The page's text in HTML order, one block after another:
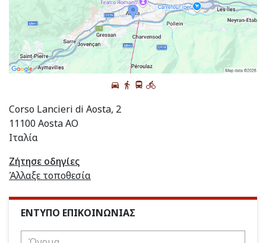
Corso Lancieri di Aosta, 2
11100 Aosta AO
Ιταλία
Ζήτησε οδηγίες
Άλλαξε τοποθεσία
ΕΝΤΥΠΟ ΕΠΙΚΟΙΝΩΝΙΑΣ